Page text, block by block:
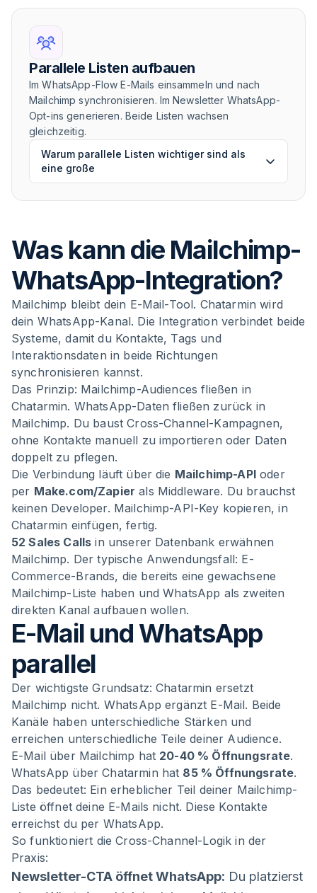
Parallele Listen aufbauen
Im WhatsApp-Flow E-Mails einsammeln und nach
Mailchimp synchronisieren. Im Newsletter WhatsApp-
Opt-ins generieren. Beide Listen wachsen
gleichzeitig.
Warum parallele Listen wichtiger sind als
eine große
Was kann die Mailchimp-
WhatsApp-Integration?
Mailchimp bleibt dein E-Mail-Tool. Chatarmin wird
dein WhatsApp-Kanal. Die Integration verbindet beide
Systeme, damit du Kontakte, Tags und
Interaktionsdaten in beide Richtungen
synchronisieren kannst.
Das Prinzip: Mailchimp-Audiences fließen in
Chatarmin. WhatsApp-Daten fließen zurück in
Mailchimp. Du baust Cross-Channel-Kampagnen,
ohne Kontakte manuell zu importieren oder Daten
doppelt zu pflegen.
Die Verbindung läuft über die Mailchimp-APIoder
per Make.com/Zapier als Middleware. Du brauchst
keinen Developer. Mailchimp-API-Key kopieren, in
Chatarmin einfügen, fertig.
52 Sales Calls in unserer Datenbank erwähnen
Mailchimp. Der typische Anwendungsfall: E-
Commerce-Brands, die bereits eine gewachsene
Mailchimp-Liste haben und WhatsApp als zweiten
direkten Kanal aufbauen wollen.
E-Mail und WhatsApp
parallel
Der wichtigste Grundsatz: Chatarmin ersetzt
Mailchimp nicht. WhatsApp ergänzt E-Mail. Beide
Kanäle haben unterschiedliche Stärken und
erreichen unterschiedliche Teile deiner Audience.
E-Mail über Mailchimp hat 20-40 % Öffnungsrate.
WhatsApp über Chatarmin hat 85 % Öffnungsrate.
Das bedeutet: Ein erheblicher Teil deiner Mailchimp-
Liste öffnet deine E-Mails nicht. Diese Kontakte
erreichst du per WhatsApp.
So funktioniert die Cross-Channel-Logik in der
Praxis:
Newsletter-CTA öffnet WhatsApp: Du platzierst